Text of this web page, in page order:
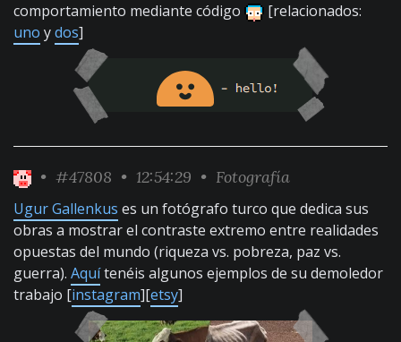
comportamiento mediante código
[relacionados:
uno ydos]
• #47808 • 12:54:29 • Fotografía
Ugur Gallenkus es un fotógrafo turco que dedica sus
obras a mostrar el contraste extremo entre realidades
opuestas del mundo (riqueza vs. pobreza, paz vs.
guerra). Aquítenéis algunos ejemplos de su demoledor
trabajo [instagram][etsy]